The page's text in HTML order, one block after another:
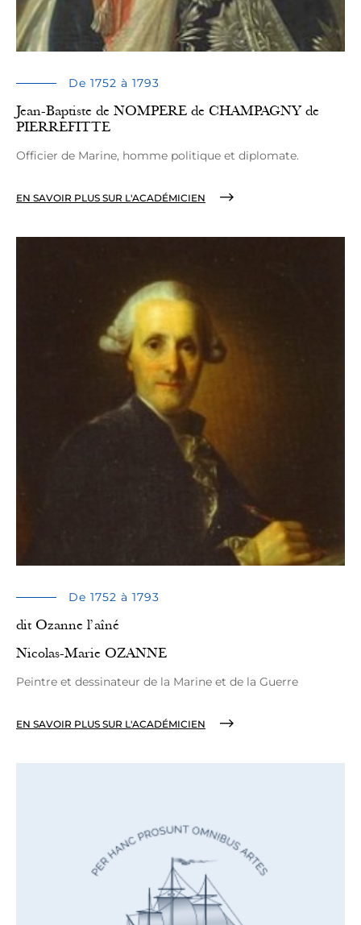
De 1752 à 1793
Jean-Baptiste de NOMPERE de CHAMPAGNY de
PIERREFITTE
Officier de Marine, homme politique et diplomate.
EN SAVOIR PLUS SUR L'ACADÉMICIEN
De 1752 à 1793
dit Ozanne l’aîné
Nicolas-Marie OZANNE
Peintre et dessinateur de la Marine et de la Guerre
EN SAVOIR PLUS SUR L'ACADÉMICIEN